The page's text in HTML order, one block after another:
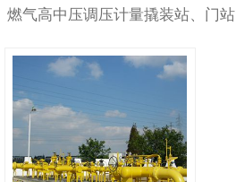
燃气高中压调压计量撬装站、门站